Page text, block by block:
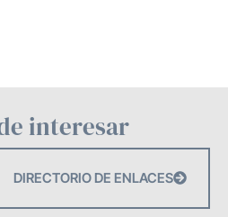
interesar
DIRECTORIO DE ENLACES